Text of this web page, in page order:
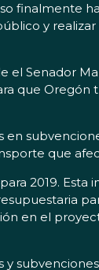
finalmente
y
el Senador
que
que
2019.
en el
y